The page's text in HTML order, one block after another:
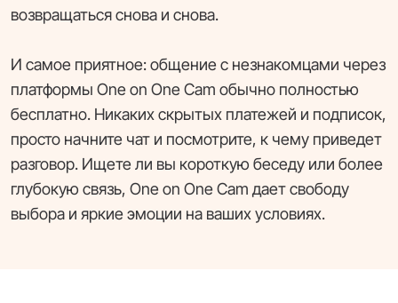
возвращаться снова и снова.
И самое приятное: общение с незнакомцами через
платформы One on One Cam обычно полностью
бесплатно. Никаких скрытых платежей и подписок,
просто начните чат и посмотрите, к чему приведет
разговор. Ищете ли вы короткую беседу или более
глубокую связь, One on One Cam дает свободу
выбора и яркие эмоции на ваших условиях.